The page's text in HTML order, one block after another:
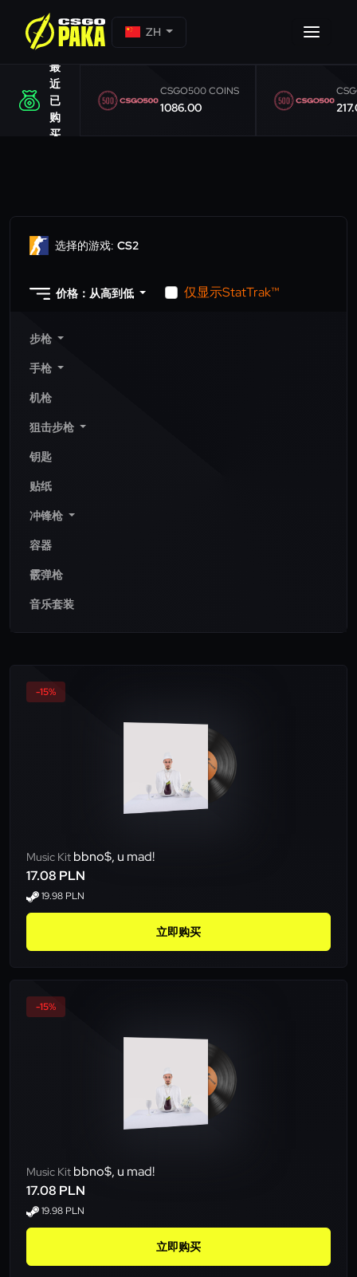
ZH
最
近
已
购
买
CSGO500 COINS
1086.00
选择的游戏: CS2
价格：从高到低 仅显示StatTrak™
步枪
手枪
机枪
狙击步枪
钥匙
贴纸
冲锋枪
容器
霰弹枪
音乐套装
-15%
Music Kit bbno$, u mad!
17.08 PLN
19.98 PLN
立即购买
-15%
Music Kit bbno$, u mad!
17.08 PLN
19.98 PLN
立即购买